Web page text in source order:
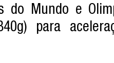
do Mundo e
para